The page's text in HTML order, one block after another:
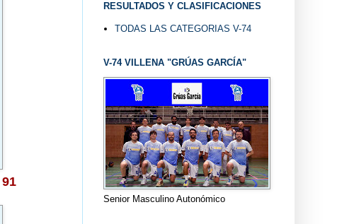
91
RESULTADOS Y CLASIFICACIONES
TODAS LAS CATEGORIAS V-74
V-74 VILLENA "GRÚAS GARCÍA"
Senior Masculino Autonómico